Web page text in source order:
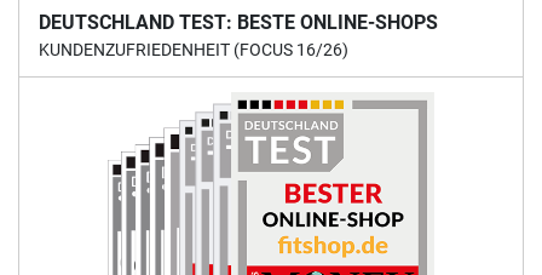
DEUTSCHLAND TEST: BESTE ONLINE-SHOPS
KUNDENZUFRIEDENHEIT (FOCUS 16/26)